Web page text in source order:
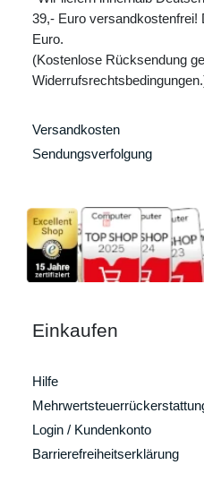
39,- Euro versandkostenfrei!
Euro.
(Kostenlose Rücksendung
Versandkosten
Sendungsverfolgung
Einkaufen
Hilfe
Login / Kundenkonto
Barrierefreiheitserklärung